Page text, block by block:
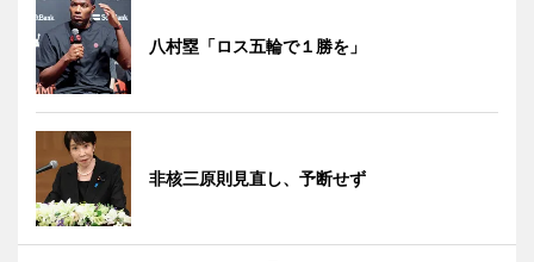
八村塁「ロス五輪で１勝を」
非核三原則見直し、予断せず